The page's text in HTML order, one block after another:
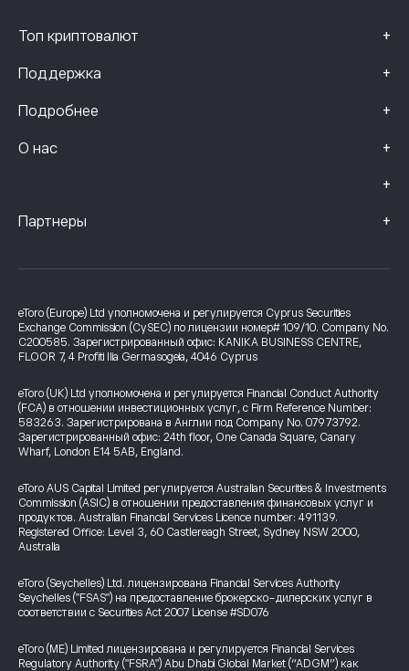
Топ криптовалют +
Поддержка +
Подробнее +
О нас +
+
Партнеры +
eToro (Europe) Ltd уполномочена и регулируется Cyprus Securities
Exchange Commission (CySEC) по лицензии номер# 109/10. Company No.
C200585. Зарегистрированный офис: KANIKA BUSINESS CENTRE,
FLOOR 7, 4 Profiti Ilia Germasogeia, 4046 Cyprus
eToro (UK) Ltd уполномочена и регулируется Financial Conduct Authority
(FCA) в отношении инвестиционных услуг, с Firm Reference Number:
583263. Зарегистрирована в Англии под Company No. 07973792.
Зарегистрированный офис: 24th floor, One Canada Square, Canary
Wharf, London E14 5AB, England.
eToro AUS Capital Limited регулируется Australian Securities & Investments
Commission (ASIC) в отношении предоставления финансовых услуг и
продуктов. Australian Financial Services Licence number: 491139.
Registered Office: Level 3, 60 Castlereagh Street, Sydney NSW 2000,
Australia
eToro (Seychelles) Ltd. лицензирована Financial Services Authority
Seychelles ("FSAS") на предоставление брокерско-дилерских услуг в
соответствии с Securities Act 2007 License #SD076
eToro (ME) Limited лицензирована и регулируется Financial Services
Regulatory Authority ("FSRA") Abu Dhabi Global Market (“ADGM”) как